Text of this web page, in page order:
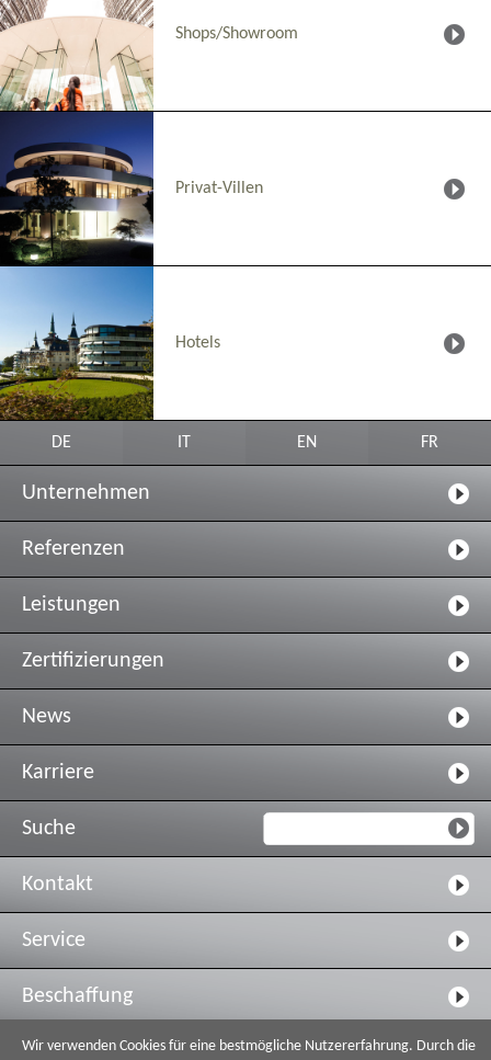
Shops/Showroom
Privat-Villen
Hotels
DE EN FR
Unternehmen
Referenzen
Leistungen
Zertifizierungen
News
Karriere
Suche
Kontakt
Service
Beschaffung
Ethik- und Verhaltenskodex
Wir verwenden Cookies für eine bestmögliche Nutzererfahrung. Durch die